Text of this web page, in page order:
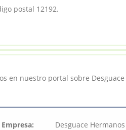
postal 12192.
en nuestro portal sobre
Empresa:
Desguace